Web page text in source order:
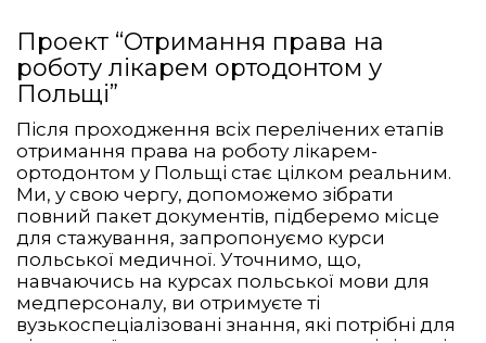
Проект “Отримання права на
роботу лікарем ортодонтом у
Польщі”
Після проходження всіх перелічених етапів
отримання права на роботу лікарем-
ортодонтом у Польщі стає цілком реальним.
Ми, у свою чергу, допоможемо зібрати
повний пакет документів, підберемо місце
для стажування, запропонуємо курси
польської медичної. Уточнимо, що,
навчаючись на курсах польської мови для
медперсоналу, ви отримуєте ті
вузькоспеціалізовані знання, які потрібні для